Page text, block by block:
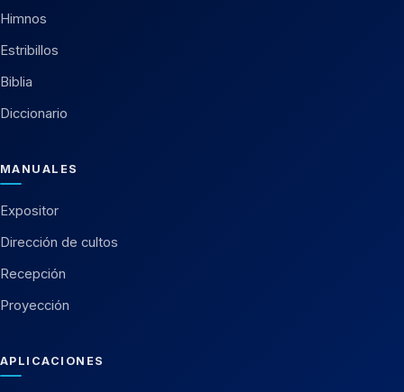
Himnos
Estribillos
Biblia
Diccionario
MANUALES
Expositor
Dirección de cultos
Recepción
Proyección
APLICACIONES